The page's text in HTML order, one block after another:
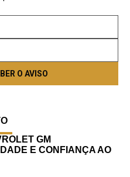
GM
E CONFIANÇA AO